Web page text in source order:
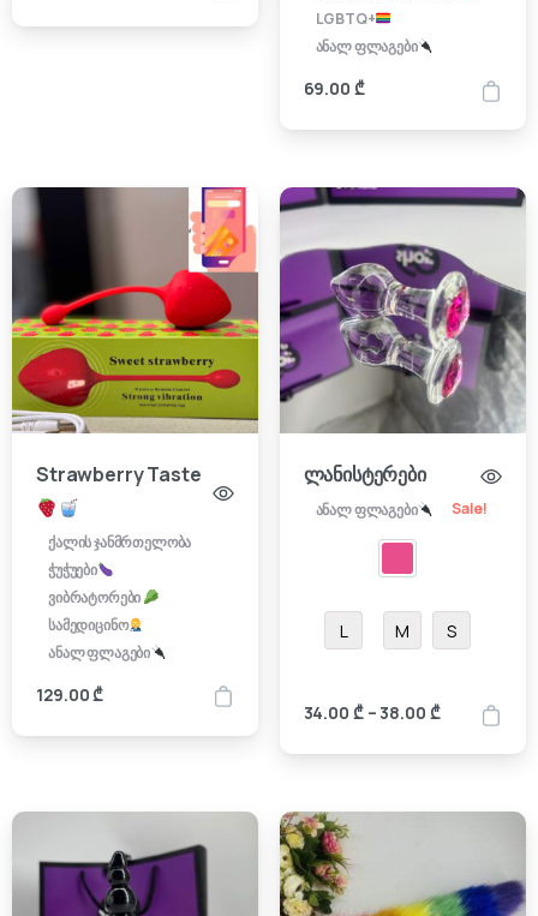
LGBTQ+
ანალ ფლაგები
69.00 ₾
Strawberry Taste
ქალის ჯანმრთელობა
ჭუჭუები
ვიბრატორები
სამედიცინო
ანალ ფლაგები
129.00₾
ლანისტერები
ანალ ფლაგები Sale!
L M S
34.00 ₾ –38.00 ₾Price